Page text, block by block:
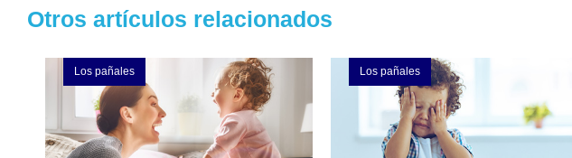
Otros artículos relacionados
Los pañales Los pañales